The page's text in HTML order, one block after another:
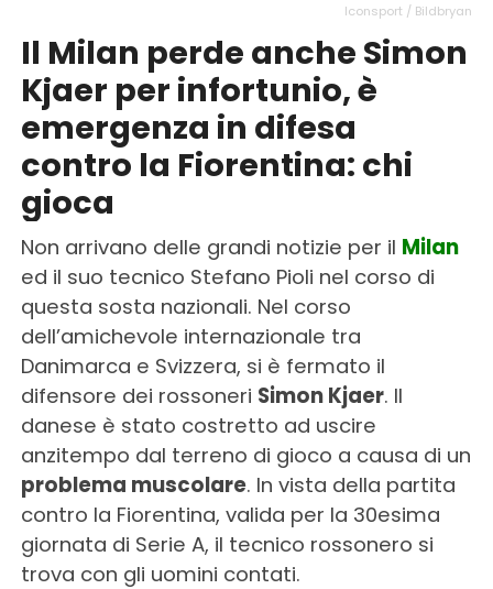
Iconsport / Bildbryan
Il Milan perde anche Simon
Kjaer per infortunio, è
emergenza in difesa
contro la Fiorentina: chi
gioca
Non arrivano delle grandi notizie per il Milan
ed il suo tecnico Stefano Pioli nel corso di
questa sosta nazionali. Nel corso
dell’amichevole internazionale tra
Danimarca e Svizzera, si è fermato il
difensore dei rossoneri Simon Kjaer. Il
danese è stato costretto ad uscire
anzitempo dal terreno di gioco a causa di un
problema muscolare. In vista della partita
contro la Fiorentina, valida per la 30esima
giornata di Serie A, il tecnico rossonero si
trova con gli uomini contati.